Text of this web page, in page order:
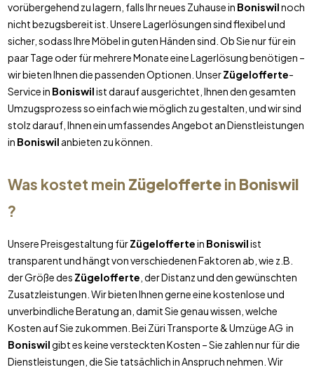
vorübergehend zu lagern, falls Ihr neues Zuhause in Boniswilnoch
nicht bezugsbereit ist. Unsere Lagerlösungen sind flexibel und
sicher, sodass Ihre Möbel in guten Händen sind. Ob Sie nur für ein
paar Tage oder für mehrere Monate eine Lagerlösung benötigen –
wir bieten Ihnen die passenden Optionen. UnserZügelofferte-
Service in Boniswilist darauf ausgerichtet, Ihnen den gesamten
Umzugsprozess so einfach wie möglich zu gestalten, und wir sind
stolz darauf, Ihnen ein umfassendes Angebot an Dienstleistungen
in Boniswil anbieten zu können.
Was kostet mein Zügeloffertein Boniswil
?
Unsere Preisgestaltung fürZügeloffertein Boniswilist
transparent und hängt von verschiedenen Faktoren ab, wie z.B.
der Größe des Zügelofferte , der Distanz und den gewünschten
Zusatzleistungen. Wir bieten Ihnen gerne eine kostenlose und
unverbindliche Beratung an, damit Sie genau wissen, welche
Kosten auf Sie zukommen. Bei Züri Transporte & Umzüge AG in
Boniswilgibt es keine versteckten Kosten – Sie zahlen nur für die
Dienstleistungen, die Sie tatsächlich in Anspruch nehmen. Wir